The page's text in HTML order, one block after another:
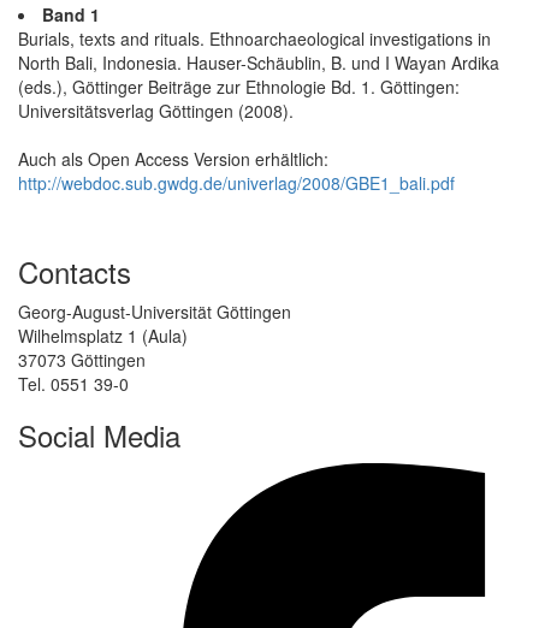
Band 1
Burials, texts and rituals. Ethnoarchaeological investigations in
North Bali, Indonesia. Hauser-Schäublin, B. und I Wayan Ardika
(eds.), Göttinger Beiträge zur Ethnologie Bd. 1. Göttingen:
Universitätsverlag Göttingen (2008).
Auch als Open Access Version erhältlich:
http://webdoc.sub.gwdg.de/univerlag/2008/GBE1_bali.pdf
Contacts
Georg-August-Universität Göttingen
Wilhelmsplatz 1 (Aula)
37073 Göttingen
Tel. 0551 39-0
Social Media